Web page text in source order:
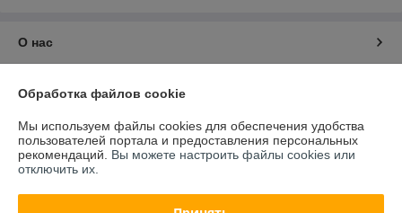
О нас
Доставка и оплата
График работы
Обработка файлов cookie
Мы используем файлы cookies для обеспечения удобства
пользователей портала и предоставления персональных
рекомендаций. Вы можете настроить файлы cookies или
отключить их.